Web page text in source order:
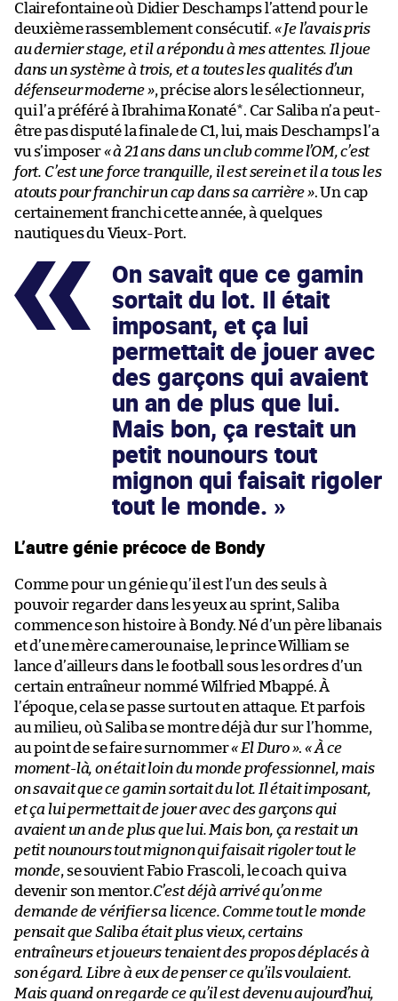
Clairefontaine où Didier Deschamps l’attend pour le
deuxième rassemblement consécutif. « Je l’avais pris
au dernier stage, et il a répondu à mes attentes. Il joue
dans un système à trois, et a toutes les qualités d’un
défenseur moderne », précise alors le sélectionneur,
qui l’a préféré à Ibrahima Konaté*. Car Saliba n’a peut-
être pas disputé la finale de C1, lui, mais Deschamps l’a
vu s’imposer« à 21 ans dans un club comme l’OM, c’est
fort. C’est une force tranquille, il est serein et il a tous les
atouts pour franchir un cap dans sa carrière ». Un cap
certainement franchi cette année, à quelques
nautiques du Vieux-Port.
On savait que ce gamin
sortait du lot. Il était
imposant, et ça lui
permettait de jouer avec
des garçons qui avaient
un an de plus que lui.
Mais bon, ça restait un
petit nounours tout
mignon qui faisait rigoler
tout le monde.
L’autre génie précoce de Bondy
Comme pour un génie qu’il est l’un des seuls à
pouvoir regarder dans les yeux au sprint, Saliba
commence son histoire à Bondy. Né d’un père libanais
et d’une mère camerounaise, le prince William se
lance d’ailleurs dans le football sous les ordres d’un
certain entraîneur nommé Wilfried Mbappé. À
l’époque, cela se passe surtout en attaque. Et parfois
au milieu, où Saliba se montre déjà dur sur l’homme,
au point de se faire surnommer« El Duro ».« À ce
moment-là, on était loin du monde professionnel, mais
on savait que ce gamin sortait du lot. Il était imposant,
et ça lui permettait de jouer avec des garçons qui
avaient un an de plus que lui. Mais bon, ça restait un
petit nounours tout mignon qui faisait rigoler tout le
monde, se souvient Fabio Frascoli, le coach qui va
devenir son mentor.C’est déjà arrivé qu’on me
demande de vérifier sa licence. Comme tout le monde
pensait que Saliba était plus vieux, certains
entraîneurs et joueurs tenaient des propos déplacés à
son égard. Libre à eux de penser ce qu’ils voulaient.
Mais quand on regarde ce qu’il est devenu aujourd’hui,